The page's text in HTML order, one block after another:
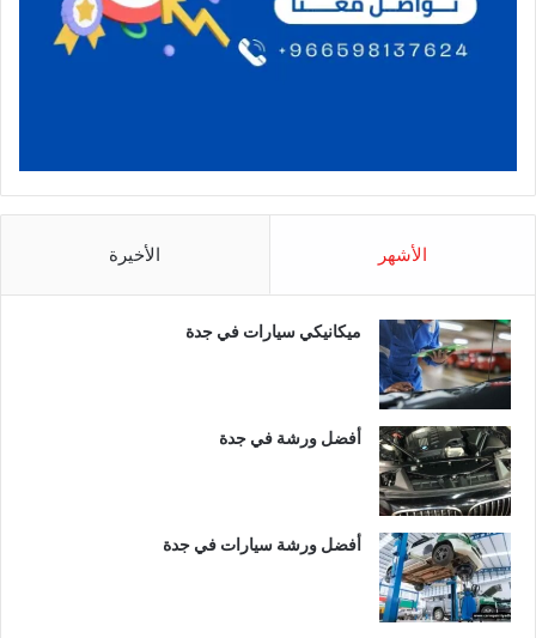
الأشهر الأخيرة
ميكانيكي سيارات في جدة
أفضل ورشة في جدة
أفضل ورشة سيارات في جدة